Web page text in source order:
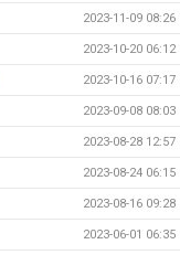
2023-11-09 08:26
2023-10-20 06:12
2023-10-16 07:17
2023-09-08 08:03
2023-08-28 12:57
2023-08-24 06:15
2023-08-16 09:28
2023-06-01 06:35